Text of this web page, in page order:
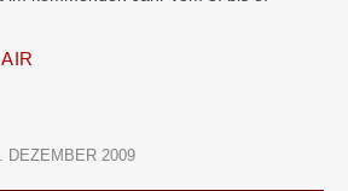
DEZEMBER 2009